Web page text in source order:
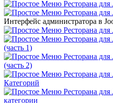
Интерфейс администратора в